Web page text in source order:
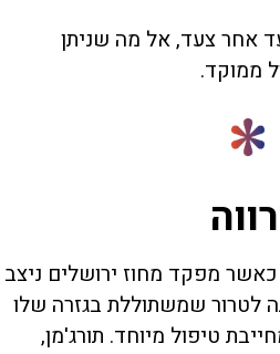
אחר צעד, אל מה שניתן
ממוקד.
התחיל בשנת 2022, כאשר מפקד מחוז ירושלים ניצב
לטרור שמשתוללת בגזרה שלו
טיפול מיוחד. תורג'מן,